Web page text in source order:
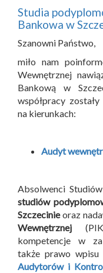
Studia
Bankowa w
Szanowni Państwo,
miło nam
Wewnętrznej
Bankową w
współpracy
na kierunkach:
Audyt
Absolwenci
studiów
Szczecinieoraz
Wewnętrznej
kompetencje w
także prawo wpisu
Audytorów i